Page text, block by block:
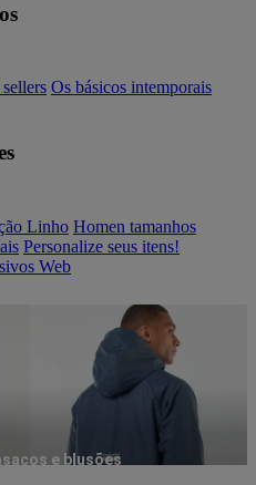
Os básicos intemporais
Linho Homen tamanhos
Personalize seus itens!
Web
e blusões